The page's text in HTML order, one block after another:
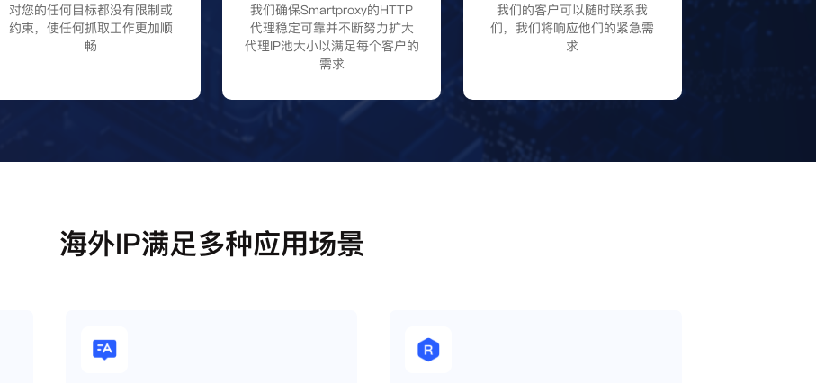
对您的任何目标都没有限制或
约束，使任何抓取工作更加顺
畅
我们确保Smartproxy的HTTP
代理稳定可靠并不断努力扩大
代理IP池大小以满足每个客户的
需求
我们的客户可以随时联系我
们，我们将响应他们的紧急需
求
海外IP满足多种应用场景